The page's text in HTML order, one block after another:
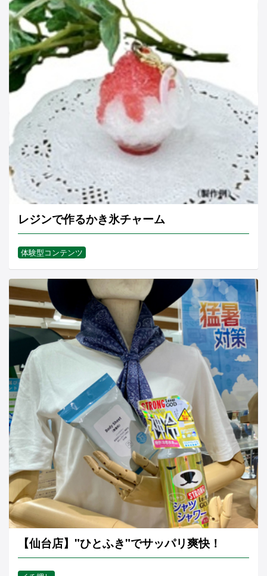
レジンで作るかき氷チャーム
体験型コンテンツ
【仙台店】"ひとふき"でサッパリ爽快！